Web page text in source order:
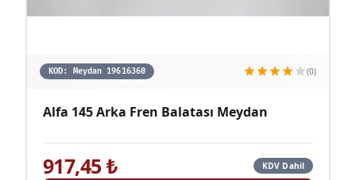
KOD: Meydan 19616360 (0)
Alfa 145 Arka Fren Balatası Meydan
917,45₺ KDV Dahil